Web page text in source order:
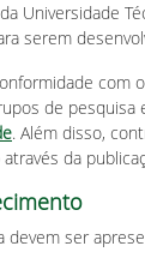
da Universidade
serem
com
de pesquisa
. Além disso,
da
devem ser